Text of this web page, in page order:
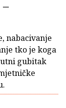
–
nabacivanje
tko je koga
gubitak